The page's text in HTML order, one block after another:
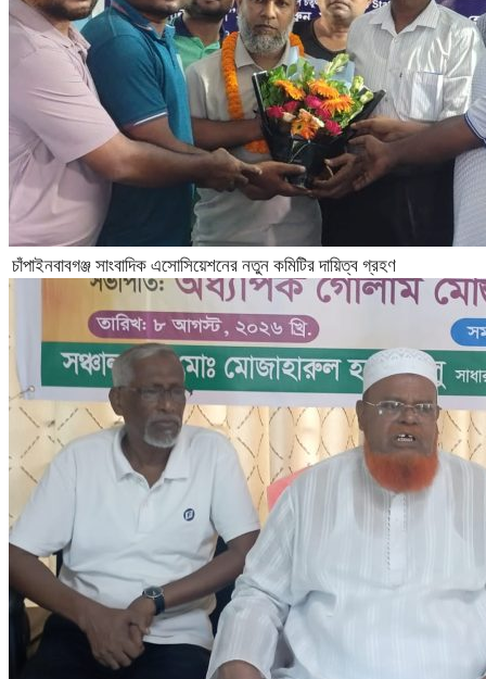
চাঁপাইনবাবগঞ্জ সাংবাদিক এসোসিয়েশনের নতুন কমিটির দায়িত্ব গ্রহণ